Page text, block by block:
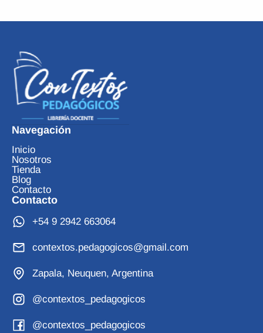
Navegación
Inicio
Nosotros
Tienda
Blog
Contacto
Contacto
+54 9 2942 663064
contextos.pedagogicos@gmail.com
Zapala, Neuquen, Argentina
@contextos_pedagogicos
@contextos_pedagogicos